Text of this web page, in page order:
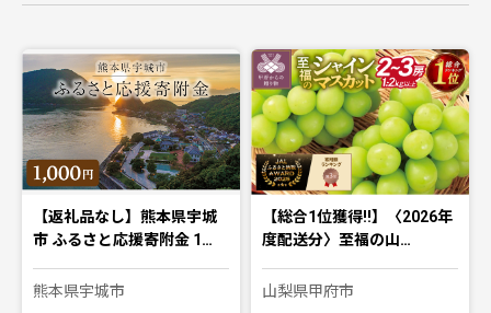
【返礼品なし】熊本県宇城
市 ふるさと応援寄附金 1…
熊本県宇城市
【総合1位獲得!!】〈2026年
度配送分〉至福の山…
山梨県甲府市